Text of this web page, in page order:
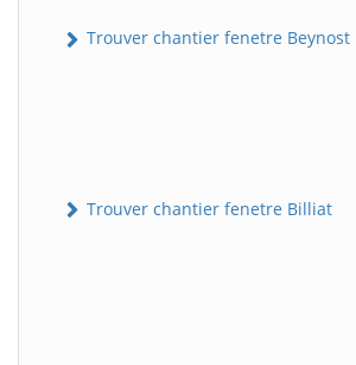
Trouver chantier fenetre Beynost
Trouver chantier fenetre Billiat